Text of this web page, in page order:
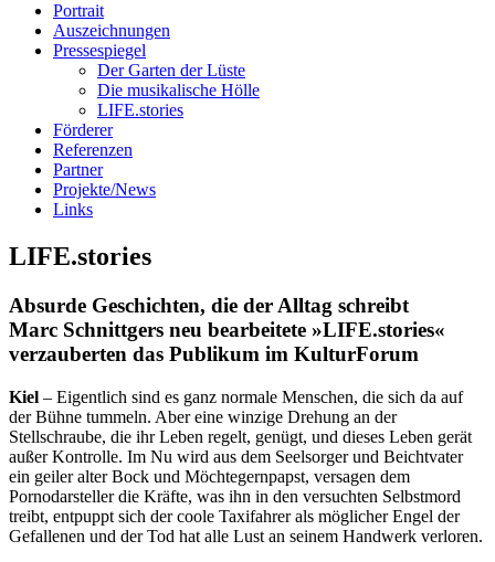
Portrait
Auszeichnungen
Pressespiegel
Der Garten der Lüste
Die musikalische Hölle
LIFE.stories
Förderer
Referenzen
Partner
Projekte/News
Links
LIFE.stories
Absurde Geschichten, die der Alltag schreibt
Marc Schnittgers neu bearbeitete »LIFE.stories«
verzauberten das Publikum im KulturForum
Kiel – Eigentlich sind es ganz normale Menschen, die sich da auf
der Bühne tummeln. Aber eine winzige Drehung an der
Stellschraube, die ihr Leben regelt, genügt, und dieses Leben gerät
außer Kontrolle. Im Nu wird aus dem Seelsorger und Beichtvater
ein geiler alter Bock und Möchtegernpapst, versagen dem
Pornodarsteller die Kräfte, was ihn in den versuchten Selbstmord
treibt, entpuppt sich der coole Taxifahrer als möglicher Engel der
Gefallenen und der Tod hat alle Lust an seinem Handwerk verloren.